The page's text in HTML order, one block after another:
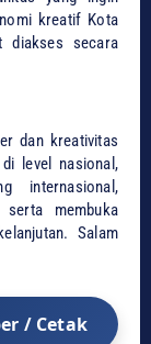
kreatif Kota
diakses secara
dan kreativitas
level nasional,
internasional,
serta membuka
Salam
/ Cetak